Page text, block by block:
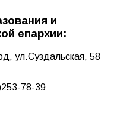
и
епархии:
ул.Суздальская, 58
78-39